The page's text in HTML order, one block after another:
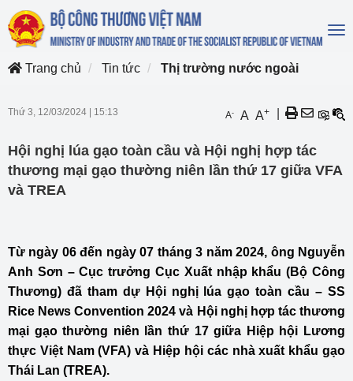
Trang chủ
Tin tức Thị trường nước ngoài
Thứ 3, 12/03/2024 15:13 A- A A+
Hội nghị lúa gạo toàn cầu và Hội nghị hợp tác
thương mại gạo thường niên lần thứ 17 giữa VFA
và TREA
Từ ngày 06 đến ngày 07 tháng 3 năm 2024, ông Nguyễn
Anh Sơn – Cục trưởng Cục Xuất nhập khẩu (Bộ Công
Thương) đã tham dự Hội nghị lúa gạo toàn cầu – SS
Rice News Convention 2024 và Hội nghị hợp tác thương
mại gạo thường niên lần thứ 17 giữa Hiệp hội Lương
thực Việt Nam (VFA) và Hiệp hội các nhà xuất khẩu gạo
Thái Lan (TREA).